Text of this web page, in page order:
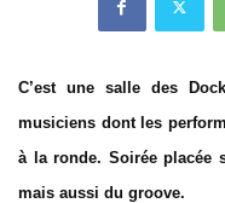
C’est une salle des
musiciens dont les
à la ronde. Soirée placée
mais aussi du groove.